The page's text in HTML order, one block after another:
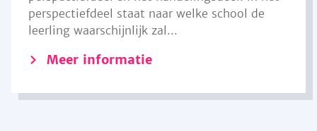
perspectiefdeel staat naar welke school de
leerling waarschijnlijk zal...
Meer informatie